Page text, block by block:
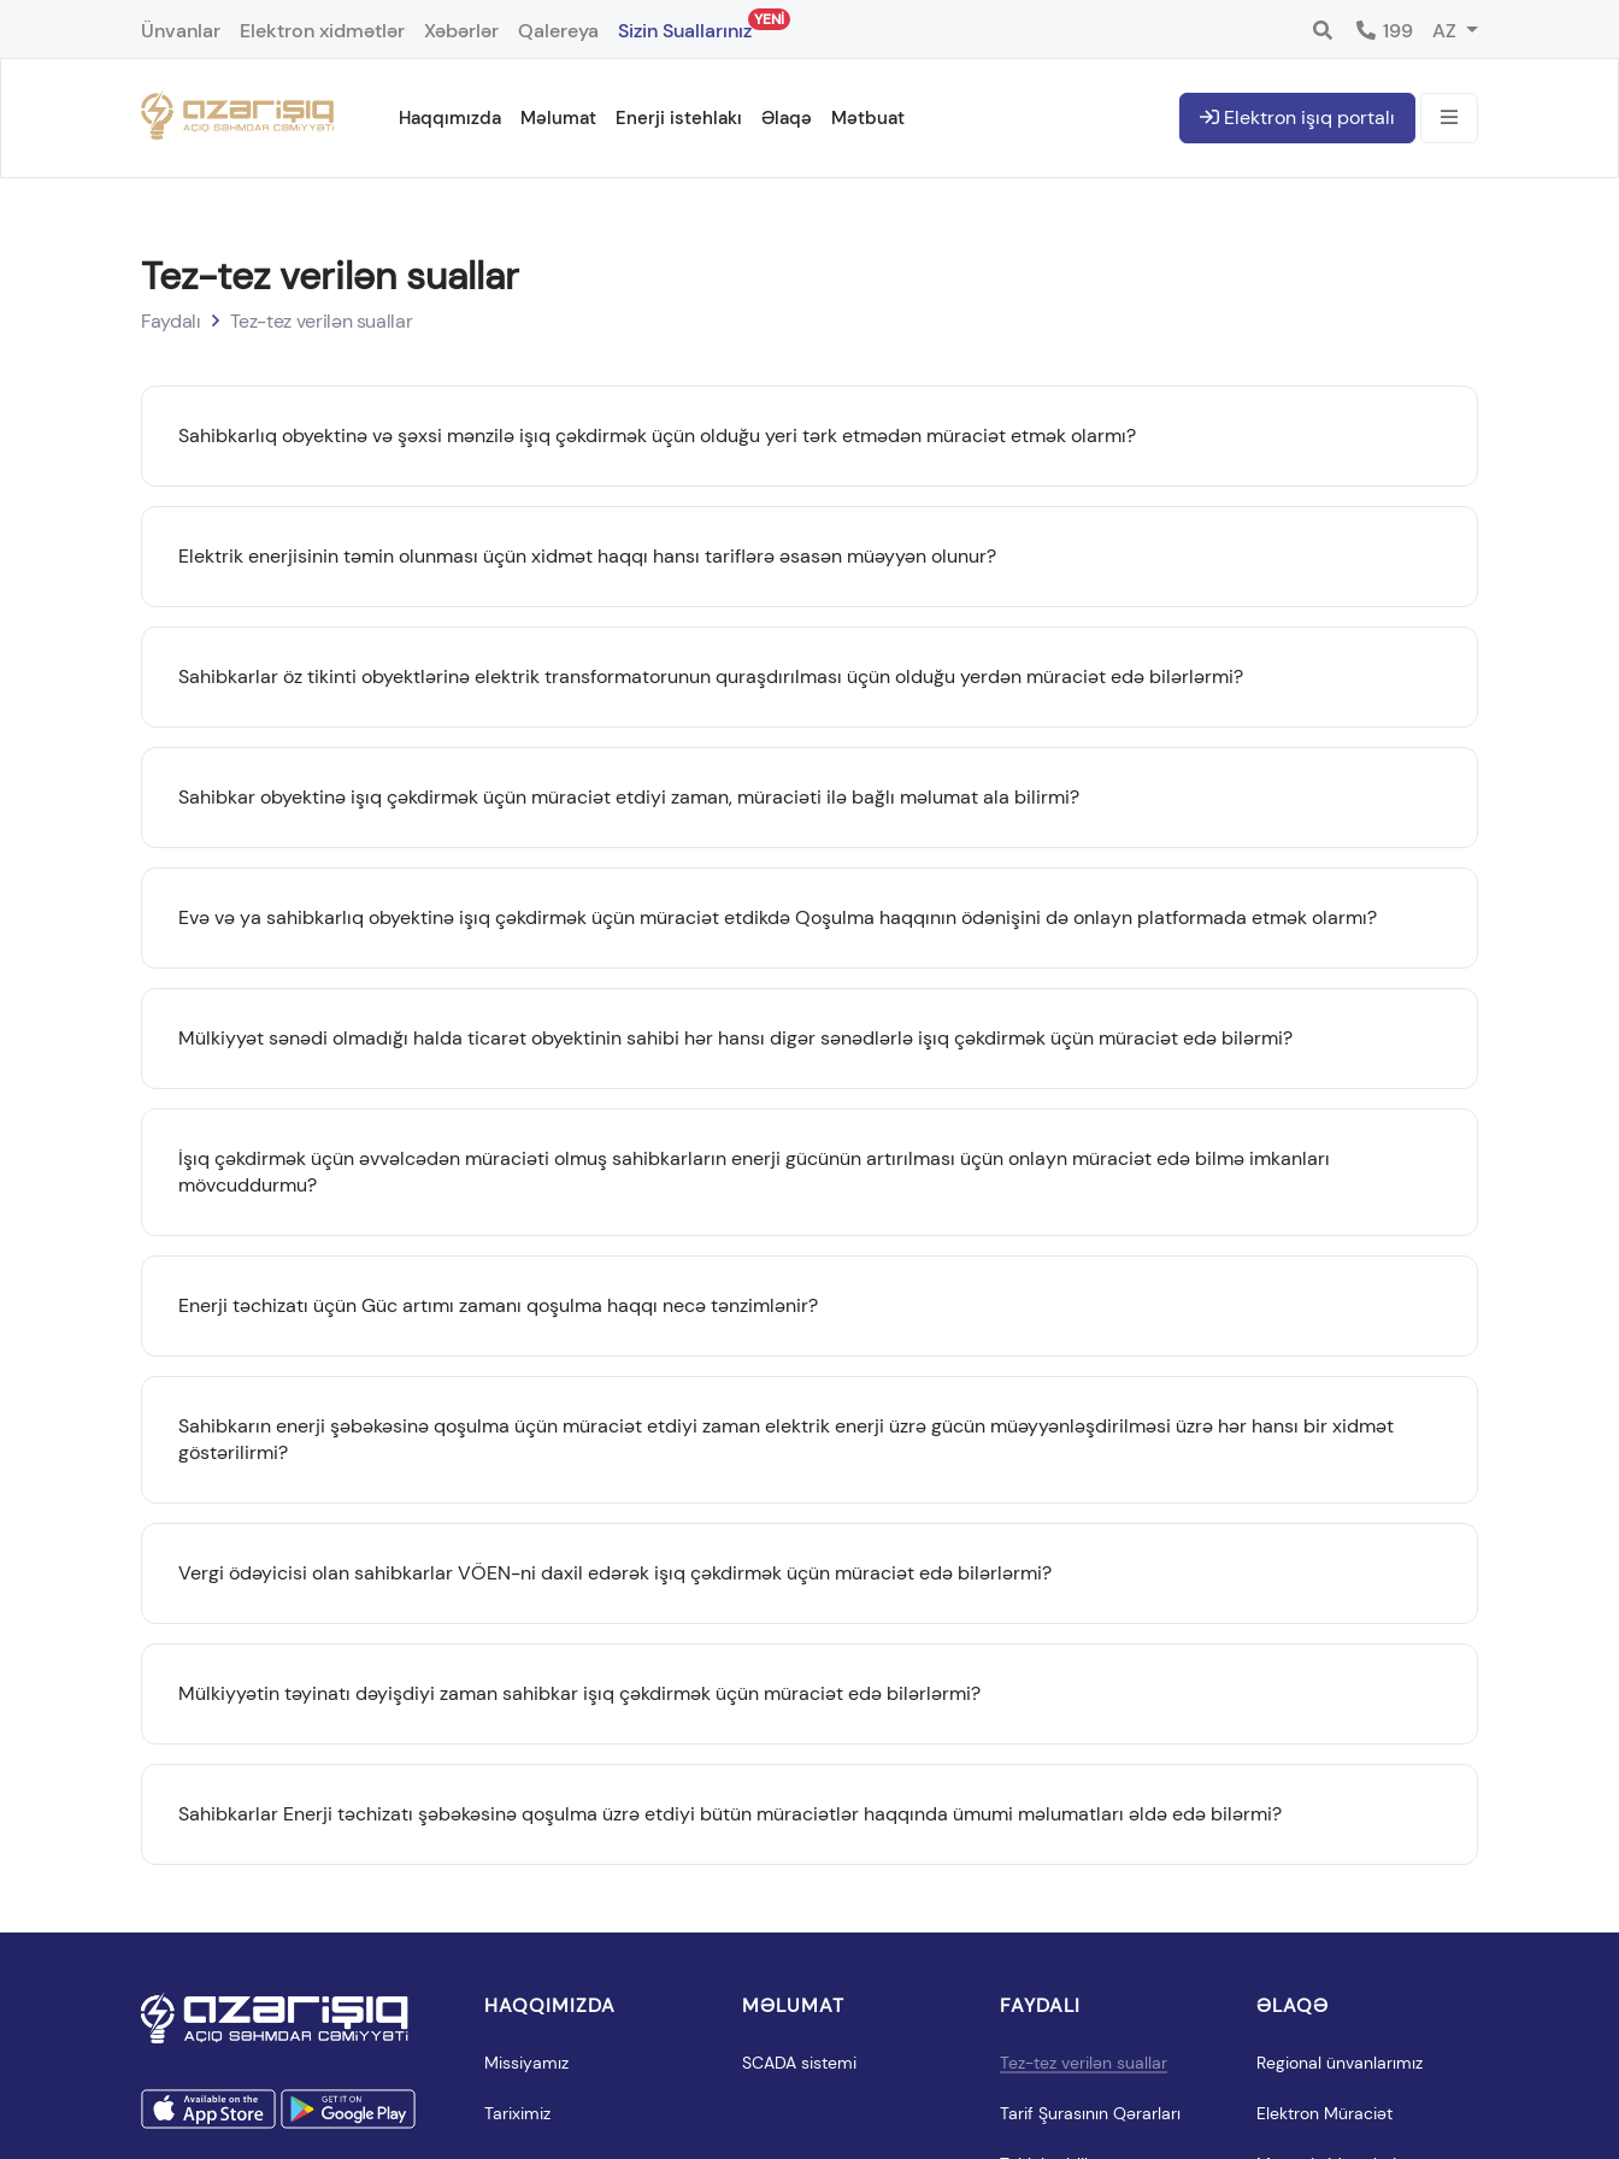
Ünvanlar Elektron xidmətlər Xəbərlər Qalereya Sizin SuallarınızYENİ 199 AZ
Haqqımızda Məlumat Enerji istehlakı Əlaqə Mətbuat Elektron işıq portalı
Tez-tez verilən suallar
Faydalı Tez-tez verilən suallar
Sahibkarlıq obyektinə və şəxsi mənzilə işıq çəkdirmək üçün olduğu yeri tərk etmədən müraciət etmək olarmı?
Elektrik enerjisinin təmin olunması üçün xidmət haqqı hansı tariflərə əsasən müəyyən olunur?
Sahibkarlar öz tikinti obyektlərinə elektrik transformatorunun quraşdırılması üçün olduğu yerdən müraciət edə bilərlərmi?
Sahibkar obyektinə işıq çəkdirmək üçün müraciət etdiyi zaman, müraciəti ilə bağlı məlumat ala bilirmi?
Evə və ya sahibkarlıq obyektinə işıq çəkdirmək üçün müraciət etdikdə Qoşulma haqqının ödənişini də onlayn platformada etmək olarmı?
Mülkiyyət sənədi olmadığı halda ticarət obyektinin sahibi hər hansı digər sənədlərlə işıq çəkdirmək üçün müraciət edə bilərmi?
İşıq çəkdirmək üçün əvvəlcədən müraciəti olmuş sahibkarların enerji gücünün artırılması üçün onlayn müraciət edə bilmə imkanları
mövcuddurmu?
Enerji təchizatı üçün Güc artımı zamanı qoşulma haqqı necə tənzimlənir?
Sahibkarın enerji şəbəkəsinə qoşulma üçün müraciət etdiyi zaman elektrik enerji üzrə gücün müəyyənləşdirilməsi üzrə hər hansı bir xidmət
göstərilirmi?
Vergi ödəyicisi olan sahibkarlar VÖEN-ni daxil edərək işıq çəkdirmək üçün müraciət edə bilərlərmi?
Mülkiyyətin təyinatı dəyişdiyi zaman sahibkar işıq çəkdirmək üçün müraciət edə bilərlərmi?
Sahibkarlar Enerji təchizatı şəbəkəsinə qoşulma üzrə etdiyi bütün müraciətlər haqqında ümumi məlumatları əldə edə bilərmi?
HAQQIMIZDA
Missiyamız
Tariximiz
MƏLUMAT
SCADA sistemi
FAYDALI
Tez-tez verilən suallar
Tarif Şurasının Qərarları
ƏLAQƏ
Regional ünvanlarımız
Elektron Müraciət